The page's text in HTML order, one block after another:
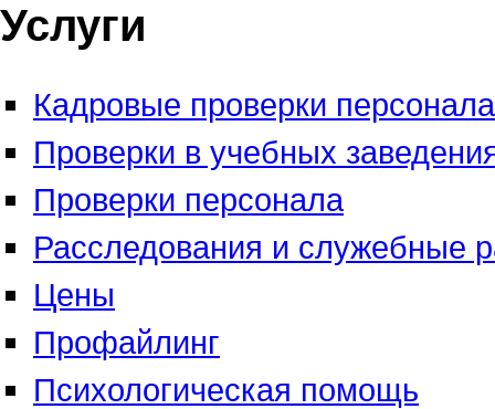
Услуги
Кадровые проверки персонала
Проверки в учебных
Проверки персонала
Расследования и служебные
Цены
Профайлинг
Психологическая помощь